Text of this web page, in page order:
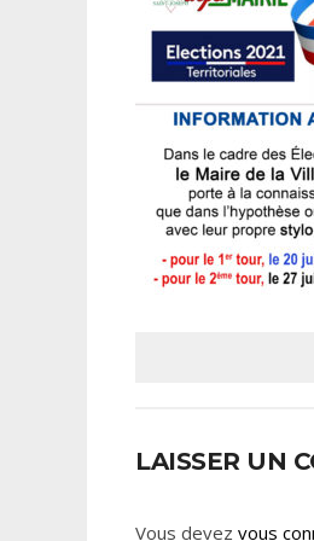
LAISSER UN
Vous devez vous